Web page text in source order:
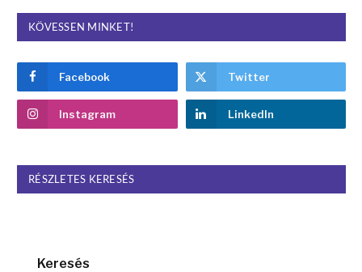
KÖVESSEN MINKET!
Facebook Twitter
Instagram LinkedIn
RÉSZLETES KERESÉS
Keresés